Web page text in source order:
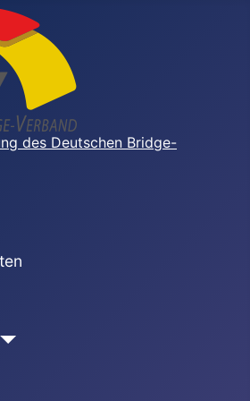
des Deutschen Bridge-